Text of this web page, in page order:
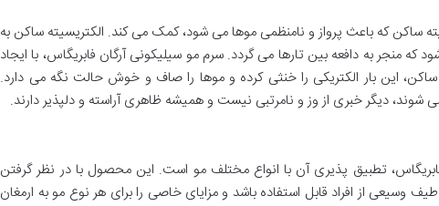
ساکن که باعث پرواز و نامنظمی موها می شود، کمک می کند. الکتریسیته ساکن به
منجر به دافعه بین تارها می گردد. سرم مو سیلیکونی آرگان فابریگاس، با ایجاد
این بار الکتریکی را خنثی کرده و موها را صاف و خوش حالت نگه می دارد.
شوند، دیگر خبری از وز و نامرتبی نیست و همیشه ظاهری آراسته و دلپذیر دارند.
تطبیق پذیری آن با انواع مختلف مو است. این محصول با در نظر گرفتن
وسیعی از افراد قابل استفاده باشد و مزایای خاصی را برای هر نوع مو به ارمغان